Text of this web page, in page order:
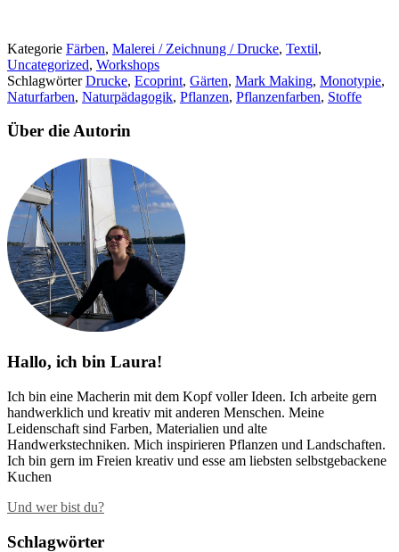
Kategorie Färben, Malerei / Zeichnung / Drucke, Textil,
Uncategorized, Workshops
SchlagwörterDrucke, Ecoprint, Gärten, Mark Making, Monotypie,
Naturfarben, Naturpädagogik, Pflanzen, Pflanzenfarben, Stoffe
Über die Autorin
Hallo, ich bin Laura!
Ich bin eine Macherin mit dem Kopf voller Ideen. Ich arbeite gern
handwerklich und kreativ mit anderen Menschen. Meine
Leidenschaft sind Farben, Materialien und alte
Handwerkstechniken. Mich inspirieren Pflanzen und Landschaften.
Ich bin gern im Freien kreativ und esse am liebsten selbstgebackene
Kuchen
Und wer bist du?
Schlagwörter